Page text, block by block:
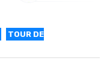
TOUR DE